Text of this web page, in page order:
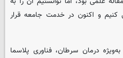
و اکنون در خدمت جامعه قرار
درمان سرطان، فناوری پلاسما